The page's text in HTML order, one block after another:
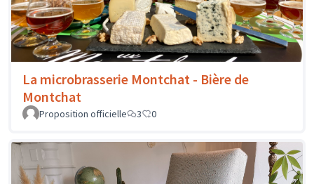
La microbrasserie Montchat - Bière de
Montchat
Proposition officielle 3 0